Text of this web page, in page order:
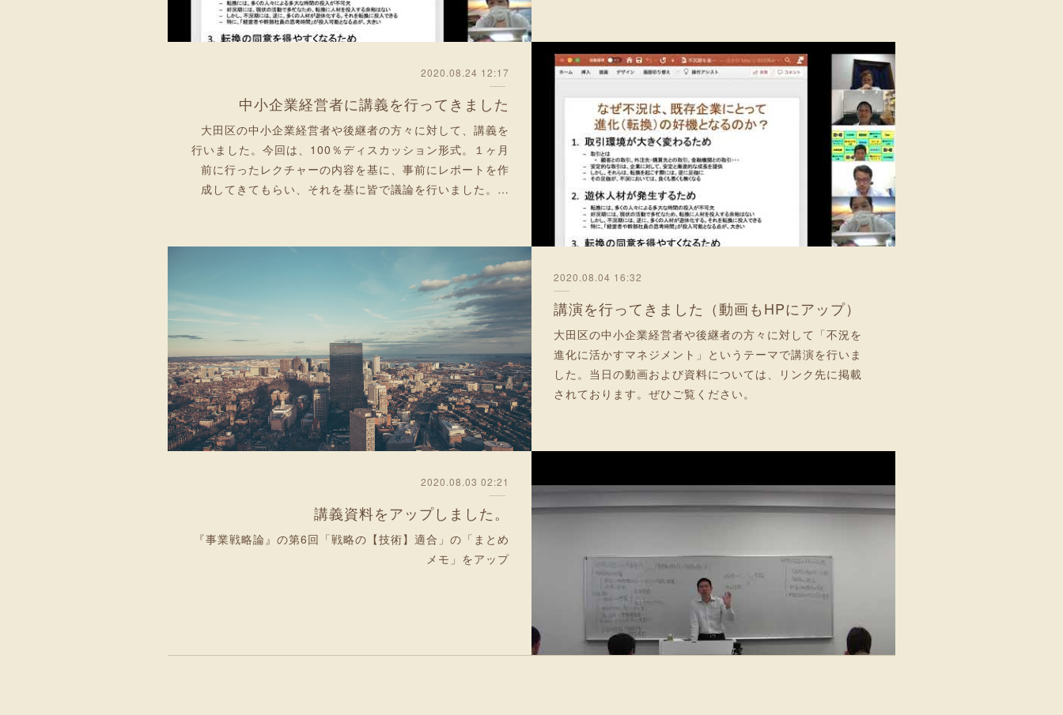
2020.08.24 12:17
中小企業経営者に講義を行ってきました
大田区の中小企業経営者や後継者の方々に対して、講義を
行いました。今回は、100％ディスカッション形式。１ヶ月
前に行ったレクチャーの内容を基に、事前にレポートを作
成してきてもらい、それを基に皆で議論を行いました。…
2020.08.04 16:32
講演を行ってきました（動画もHPにアップ）
大田区の中小企業経営者や後継者の方々に対して「不況を
進化に活かすマネジメント」というテーマで講演を行いま
した。当日の動画および資料については、リンク先に掲載
されております。ぜひご覧ください。
2020.08.03 02:21
講義資料をアップしました。
『事業戦略論』の第6回「戦略の【技術】適合」の「まとめ
メモ」をアップ